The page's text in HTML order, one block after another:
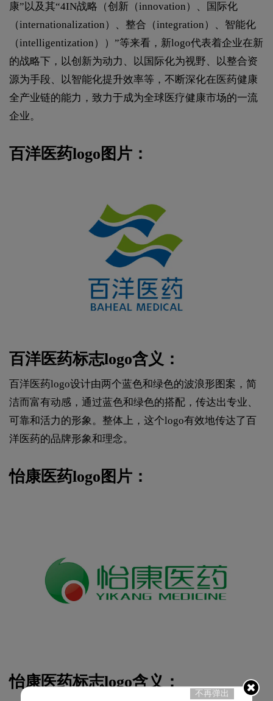
康”以及其“4IN战略（创新（innovation）、国际化
（internationalization）、整合（integration）、智能化
（intelligentization））”等来看，新logo代表着企业在新
的战略下，以创新为动力、以国际化为视野、以整合资
源为手段、以智能化提升效率等，不断深化在医药健康
全产业链的能力，致力于成为全球医疗健康市场的一流
企业。
百洋医药logo图片：
百洋医药标志logo含义：
百洋医药logo设计由两个蓝色和绿色的波浪形图案，简
洁而富有动感，通过蓝色和绿色的搭配，传达出专业、
可靠和活力的形象。整体上，这个logo有效地传达了百
洋医药的品牌形象和理念。
怡康医药logo图片：
怡康医药标志logo含义：
不再弹出